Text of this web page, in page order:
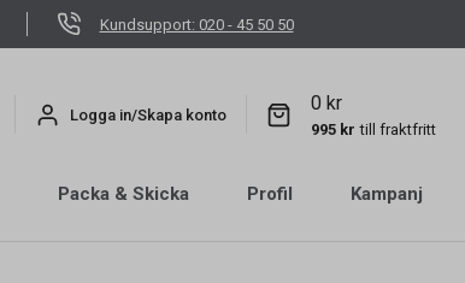
Kundsupport: 020 - 45 50 50
Logga in/Skapa konto
0 kr
995 kr till fraktfritt
Packa & Skicka Profil
Kampanj